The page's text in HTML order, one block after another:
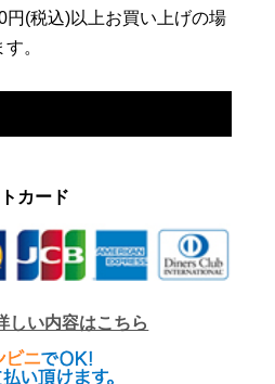
(税込)以上お買い上げの場
。
カード
しい内容はこちら